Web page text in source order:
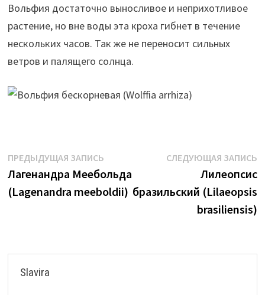
Вольфия достаточно выносливое и неприхотливое
растение, но вне воды эта кроха гибнет в течение
нескольких часов. Так же не переносит сильных
ветров и палящего солнца.
Навигация
по
записям
ПРЕДЫДУЩАЯ ЗАПИСЬПредыдущая
запись:
Лагенандра Меебольда
(Lagenandra meeboldii)
СЛЕДУЮЩАЯ ЗАПИСЬ
Лилеопсис
бразильский (Lilaeopsis
brasiliensis)
Slavira